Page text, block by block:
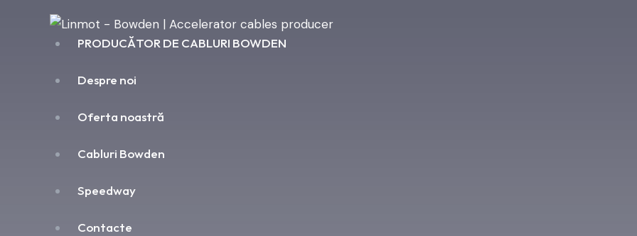
PRODUCĂTOR DE CABLURI BOWDEN
Despre noi
Oferta noastră
Cabluri Bowden
Speedway
Contacte